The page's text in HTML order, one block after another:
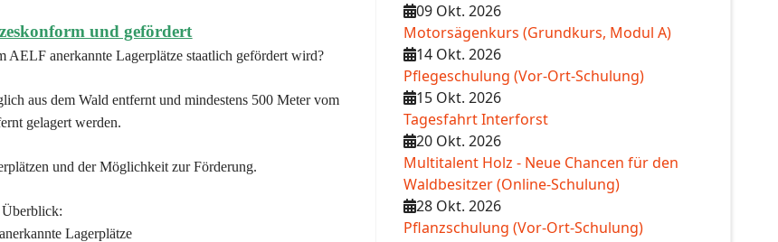
und gefördert
AELF anerkannte Lagerplätze staatlich gefördert wird?
aus dem Wald entfernt und mindestens 500 Meter vom
gelagert werden.
und der Möglichkeit zur Förderung.
Lagerplätze
09 Okt. 2026
Motorsägenkurs (Grundkurs, Modul A)
14 Okt. 2026
Pflegeschulung (Vor-Ort-Schulung)
15 Okt. 2026
Tagesfahrt Interforst
20 Okt. 2026
Multitalent Holz - Neue Chancen für den
Waldbesitzer (Online-Schulung)
28 Okt. 2026
Pflanzschulung (Vor-Ort-Schulung)